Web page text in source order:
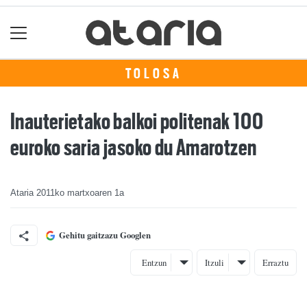
TOLOSA
Inauterietako balkoi politenak 100
euroko saria jasoko du Amarotzen
Ataria 2011ko martxoaren 1a
Gehitu gaitzazu Googlen
Entzun Itzuli Erraztu